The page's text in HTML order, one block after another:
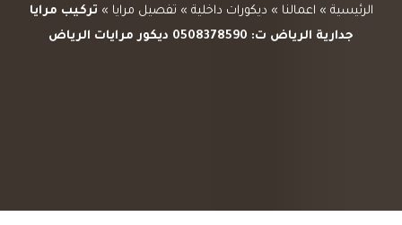
الرئيسية » اعمالنا » ديكورات داخلية » تفصيل مرايا » تركيب مرايا
جدارية الرياض ت: 0508378590 ديكور مرايات الرياض